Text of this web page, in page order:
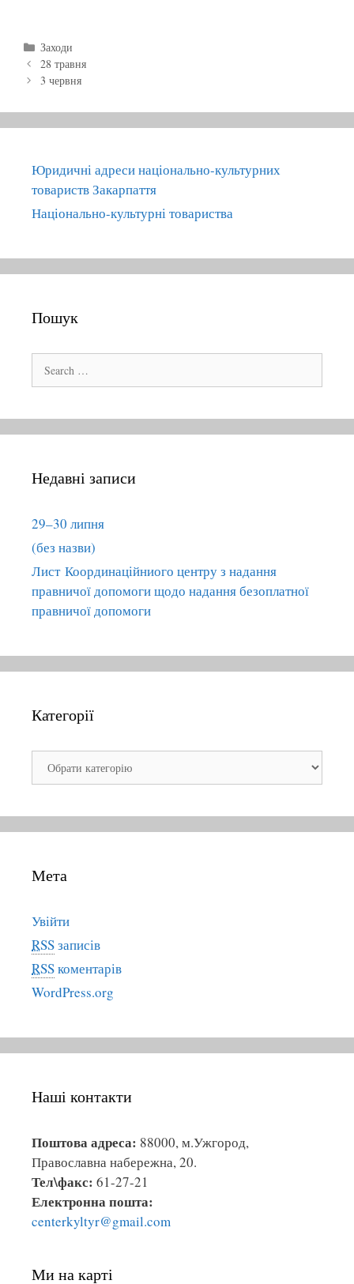
C
a
t
g
o
i
e
s
Заходи
P
o
t
n
o
n
28 травня
3 червня
Юридичні адреси національно-культурних
товариств Закарпаття
Національно-культурні товариства
Пошук
e
r
f
r
:
Недавні записи
29–30 липня
(без назви)
Лист Координаційниого центру з надання
правничої допомоги щодо надання безоплатної
правничої допомоги
Категорії
а
е
р
ї
Мета
Увійти
RSSзаписів
RSSкоментарів
WordPress.org
Наші контакти
Поштова адреса: 88000, м.Ужгород,
Православна набережна, 20.
Тел\факс: 61-27-21
Електронна пошта:
centerkyltyr@gmail.com
Ми на карті